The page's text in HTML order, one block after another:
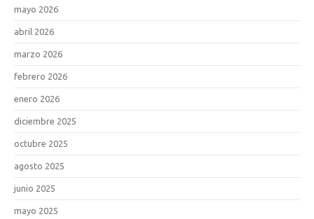
mayo 2026
abril 2026
marzo 2026
febrero 2026
enero 2026
diciembre 2025
octubre 2025
agosto 2025
junio 2025
mayo 2025